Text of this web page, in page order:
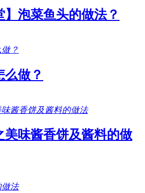
】泡菜鱼头的做法？
么做？
美味酱香饼及酱料的做